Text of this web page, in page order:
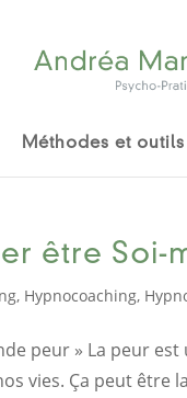
Méthodes et outils
être Soi-
, Hypnocoaching,
peur » La peur
vies. Ça peut être